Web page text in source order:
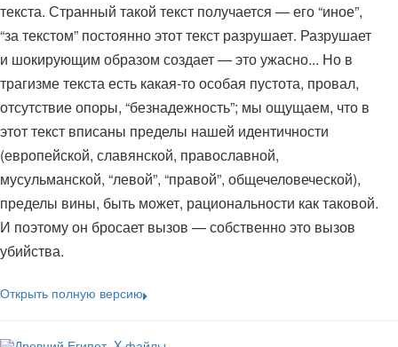
текста. Странный такой текст получается — его “иное”,
“за текстом” постоянно этот текст разрушает. Разрушает
и шокирующим образом создает — это ужасно... Но в
трагизме текста есть какая-то особая пустота, провал,
отсутствие опоры, “безнадежность”; мы ощущаем, что в
этот текст вписаны пределы нашей идентичности
(европейской, славянской, православной,
мусульманской, “левой”, “правой”, общечеловеческой),
пределы вины, быть может, рациональности как таковой.
И поэтому он бросает вызов — собственно это вызов
убийства.
Открыть полную версию